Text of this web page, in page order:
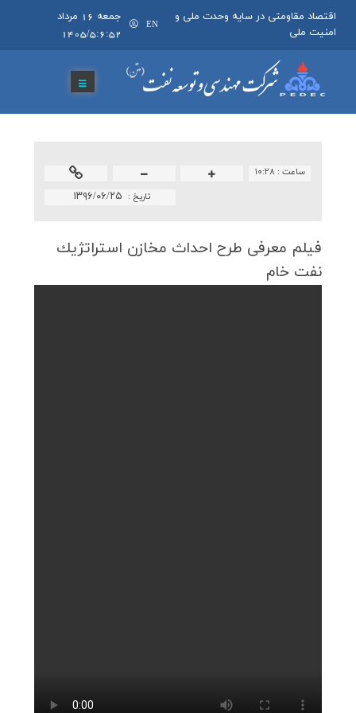
اقتصاد مقاومتی در سایه وحدت ملی و
امنیت ملی
EN
جمعه 16 مرداد
1405/5:6:52
ساعت :۱۰:۲۸
تاريخ : ۱۳۹۶/۰۶/۲۵
فيلم معرفي طرح احداث مخازن استراتژيك
نفت خام